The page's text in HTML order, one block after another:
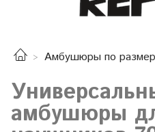
Амбушюры по
амбушюры